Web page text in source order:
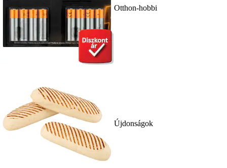
Otthon-hobbi
Újdonságok